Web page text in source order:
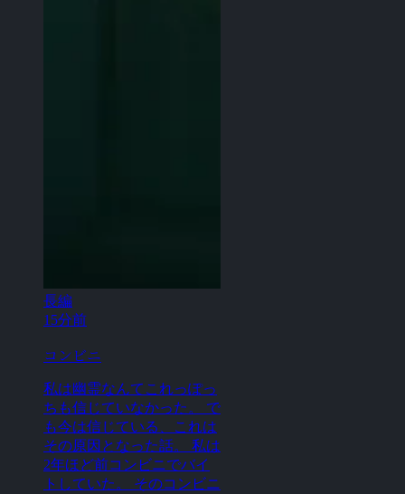
長編
15分前
コンビニ
私は幽霊なんてこれっぽっ
ちも信じていなかった。 で
も今は信じている、これは
その原因となった話。 私は
2年ほど前コンビニでバイ
トしていた。 そのコンビニ